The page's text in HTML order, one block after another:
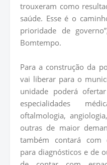
trouxeram como
saúde. Esse é o
prioridade de
Bomtempo.
Para a construção da
vai liberar para o
unidade poderá
especialidades
oftalmologia,
outras de maior
também contará com
para diagnósticos e de